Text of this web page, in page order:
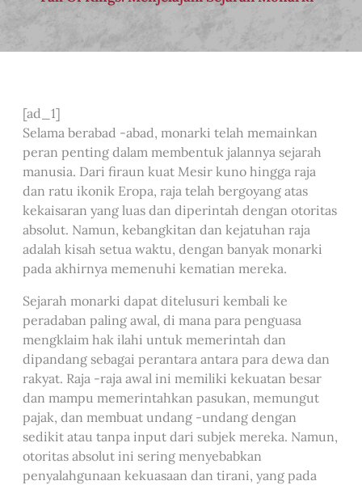
[ad_1]
Selama berabad -abad, monarki telah memainkan
peran penting dalam membentuk jalannya sejarah
manusia. Dari firaun kuat Mesir kuno hingga raja
dan ratu ikonik Eropa, raja telah bergoyang atas
kekaisaran yang luas dan diperintah dengan otoritas
absolut. Namun, kebangkitan dan kejatuhan raja
adalah kisah setua waktu, dengan banyak monarki
pada akhirnya memenuhi kematian mereka.
Sejarah monarki dapat ditelusuri kembali ke
peradaban paling awal, di mana para penguasa
mengklaim hak ilahi untuk memerintah dan
dipandang sebagai perantara antara para dewa dan
rakyat. Raja -raja awal ini memiliki kekuatan besar
dan mampu memerintahkan pasukan, memungut
pajak, dan membuat undang -undang dengan
sedikit atau tanpa input dari subjek mereka. Namun,
otoritas absolut ini sering menyebabkan
penyalahgunaan kekuasaan dan tirani, yang pada